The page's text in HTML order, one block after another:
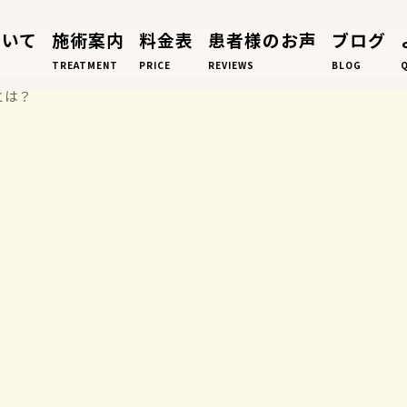
て 施術案内
TREATMENT
料金表
PRICE
患者様のお声
REVIEWS
ブログ
BLOG
？